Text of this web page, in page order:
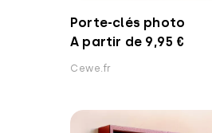
Porte-clés photo
A partir de 9,95 €
Cewe.fr